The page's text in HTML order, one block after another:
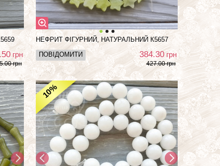
грн
грн
НЕФРИТ ФІГУРНИЙ, НАТУРАЛЬНИЙ К5657
ПОВІДОМИТИ
384.30грн
427.00 грн
10%